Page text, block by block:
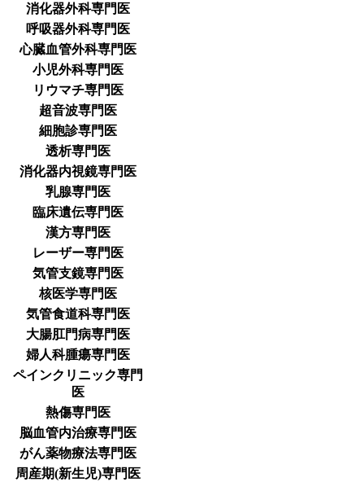
消化器外科専門医
呼吸器外科専門医
心臓血管外科専門医
小児外科専門医
リウマチ専門医
超音波専門医
細胞診専門医
透析専門医
消化器内視鏡専門医
乳腺専門医
臨床遺伝専門医
漢方専門医
レーザー専門医
気管支鏡専門医
核医学専門医
気管食道科専門医
大腸肛門病専門医
婦人科腫瘍専門医
ペインクリニック専門
医
熱傷専門医
脳血管内治療専門医
がん薬物療法専門医
周産期(新生児)専門医